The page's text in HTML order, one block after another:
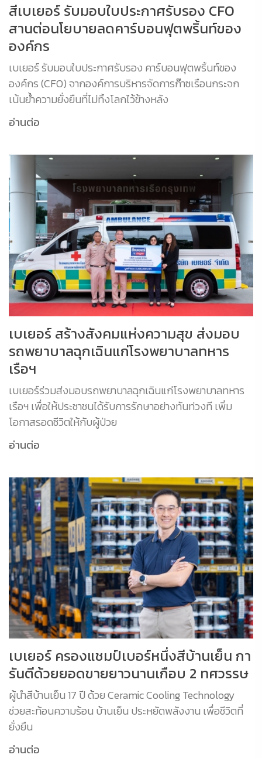
สีเบเยอร์ รับมอบใบประกาศรับรอง CFO
สานต่อนโยบายลดคาร์บอนฟุตพริ้นท์ของ
องค์กร
เบเยอร์ รับมอบใบประกาศรับรอง คาร์บอนฟุตพริ้นท์ของ
องค์กร (CFO) จากองค์การบริหารจัดการก๊าซเรือนกระจก
เน้นย้ำความยั่งยืนที่ไม่ทิ้งโลกไว้ข้างหลัง
อ่านต่อ
เบเยอร์ สร้างสังคมแห่งความสุข ส่งมอบ
รถพยาบาลฉุกเฉินแก่โรงพยาบาลทหาร
เรือฯ
เบเยอร์ร่วมส่งมอบรถพยาบาลฉุกเฉินแก่โรงพยาบาลทหาร
เรือฯ เพื่อให้ประชาชนได้รับการรักษาอย่างทันท่วงที เพิ่ม
โอกาสรอดชีวิตให้กับผู้ป่วย
อ่านต่อ
เบเยอร์ ครองแชมป์เบอร์หนึ่งสีบ้านเย็น กา
รันตีด้วยยอดขายยาวนานเกือบ 2 ทศวรรษ
ผู้นำสีบ้านเย็น 17 ปี ด้วย Ceramic Cooling Technology
ช่วยสะท้อนความร้อน บ้านเย็น ประหยัดพลังงาน เพื่อชีวิตที่
ยั่งยืน
อ่านต่อ